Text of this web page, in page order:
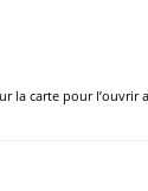
la carte pour l’ouvrir